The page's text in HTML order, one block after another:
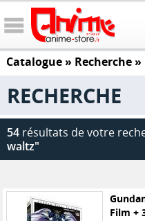
Catalogue» Recherche »
RECHERCHE
54 résultats de votre
waltz"
Film +